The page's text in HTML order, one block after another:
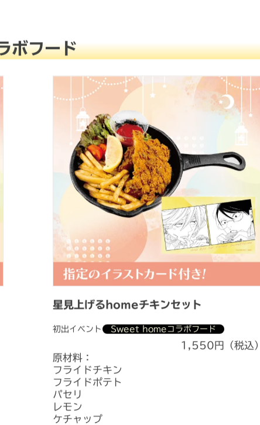
ボフード
星見上げるhomeチキンセット
初出イベント Sweet homeコラボフード
1,550円（税込）
原材料：
フライドチキン
フライドポテト
パセリ
レモン
ケチャップ